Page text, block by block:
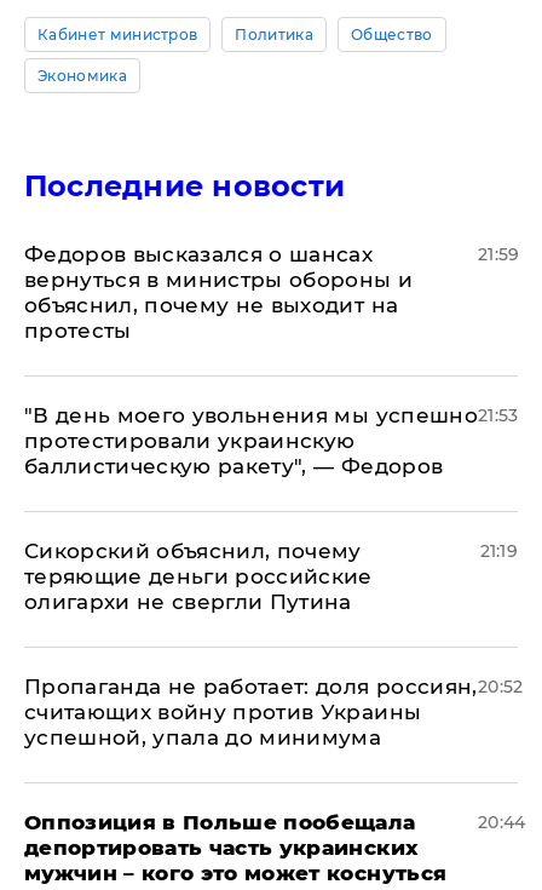
Кабинет министров Политика Общество
Экономика
Последние новости
Федоров высказался о шансах
вернуться в министры обороны и
объяснил, почему не выходит на
протесты
21:59
​"В день моего увольнения мы успешно
протестировали украинскую
баллистическую ракету", — Федоров
21:53
Сикорский объяснил, почему
теряющие деньги российские
олигархи не свергли Путина
21:19
​Пропаганда не работает: доля россиян,
считающих войну против Украины
успешной, упала до минимума
20:52
Оппозиция в Польше пообещала
депортировать часть украинских
мужчин – кого это может коснуться
20:44